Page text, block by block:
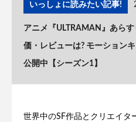
いっしょに読みたい記事!
アニメ『ULTRAMAN』あら
価・レビューは? モーション
公開中【シーズン1】
世界中のSF作品とクリエイタ